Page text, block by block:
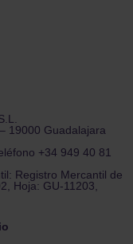
19000 Guadalajara
+34 949 40 81
Registro Mercantil de
Hoja: GU-11203,